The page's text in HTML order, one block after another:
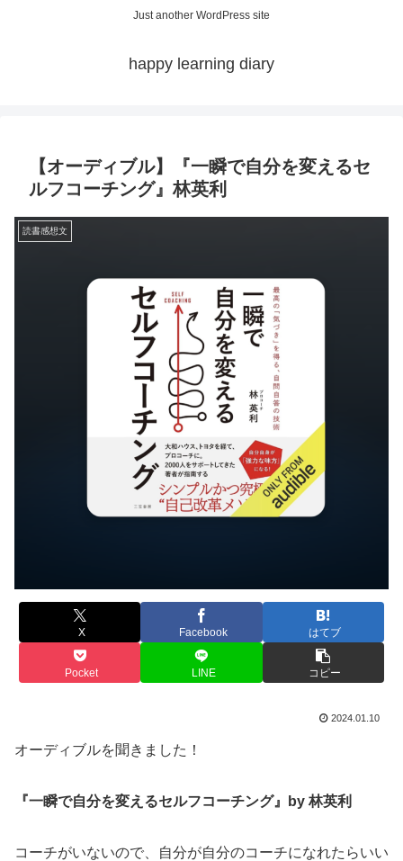
Just another WordPress site
happy learning diary
【オーディブル】『一瞬で自分を変えるセ
ルフコーチング』林英利
読書感想文
X Facebook はてブ
Pocket LINE コピー
2024.01.10
オーディブルを聞きました！
『一瞬で自分を変えるセルフコーチング』by 林英利
コーチがいないので、自分が自分のコーチになれたらいい